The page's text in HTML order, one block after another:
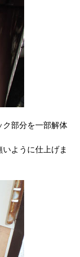
ク部分を一部解体
ように仕上げま